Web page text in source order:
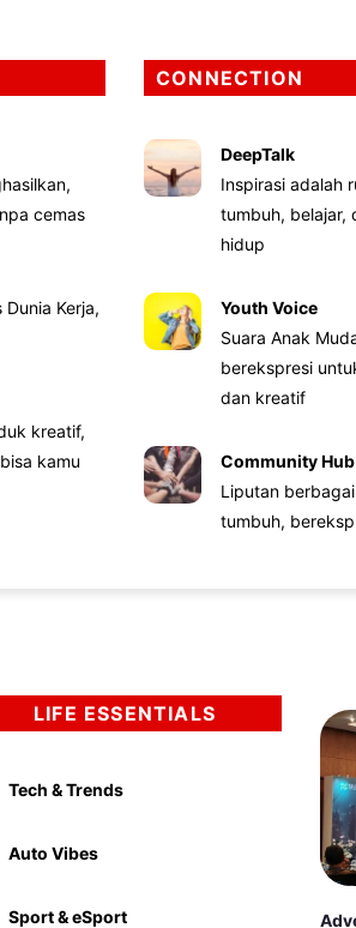
cemas
Kerja,
kreatif,
kamu
CONNECTION
DeepTalk
Inspirasi adalah
tumbuh, belajar,
hidup
Youth Voice
Suara Anak
berekspresi
dan kreatif
Community Hub
Liputan
tumbuh,
LIFE ESSENTIALS
Tech & Trends
Auto Vibes
Sport & eSport